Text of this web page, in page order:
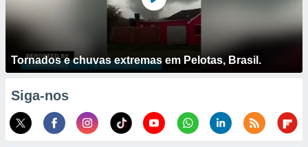
Tornados e chuvas extremas em Pelotas, Brasil.
Siga-nos